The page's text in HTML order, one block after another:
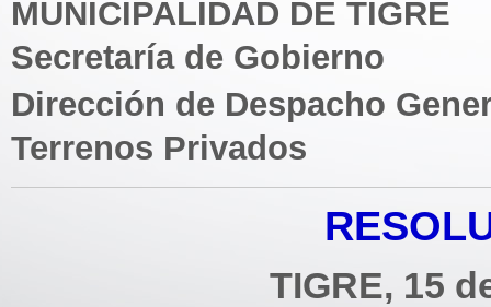
MUNICIPALIDAD DE TIGRE
Secretaría de Gobierno
Dirección de Despacho
Terrenos Privados
TIGRE, 15